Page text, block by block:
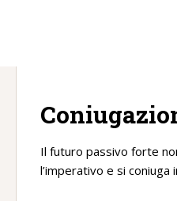
Il futuro passivo forte
l’imperativo e si coniuga